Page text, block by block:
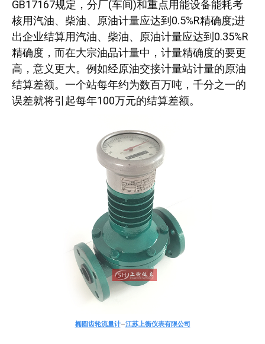
GB17167规定，分厂(车间)和重点用能设备能耗考
核用汽油、柴油、原油计量应达到0.5%R精确度;进
出企业结算用汽油、柴油、原油计量应达到0.35%R
精确度，而在大宗油品计量中，计量精确度的要更
高，意义更大。例如经原油交接计量站计量的原油
结算差额。一个站每年约为数百万吨，千分之一的
误差就将引起每年100万元的结算差额。
椭圆齿轮流量计–江苏上衡仪表有限公司